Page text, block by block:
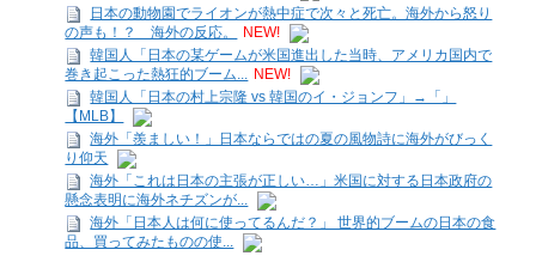
日本の動物園でライオンが熱中症で次々と死亡。海外から怒り
の声も！？ 海外の反応。
NEW!
韓国人「日本の某ゲームが米国進出した当時、アメリカ国内で
巻き起こった熱狂的ブーム... NEW!
韓国人「日本の村上宗隆 vs 韓国のイ・ジョンフ」→「」
【MLB】
海外「羨ましい！」日本ならではの夏の風物詩に海外がびっく
り仰天
海外「これは日本の主張が正しい…」米国に対する日本政府の
懸念表明に海外ネチズンが...
海外「日本人は何に使ってるんだ？」 世界的ブームの日本の食
品、買ってみたものの使...